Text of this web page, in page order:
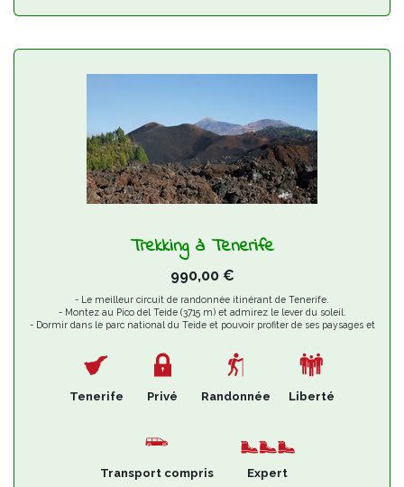
Trekking à Tenerife
990,00€
- Le meilleur circuit de randonnée itinérant de Tenerife.
- Montez au Pico del Teide (3715 m) et admirez le lever du soleil.
- Dormir dans le parc national du Teide et pouvoir profiter de ses paysages et
Tenerife Privé Randonnée Liberté
Transport compris Expert